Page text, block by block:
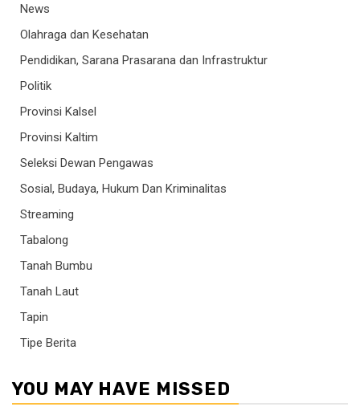
News
Olahraga dan Kesehatan
Pendidikan, Sarana Prasarana dan Infrastruktur
Politik
Provinsi Kalsel
Provinsi Kaltim
Seleksi Dewan Pengawas
Sosial, Budaya, Hukum Dan Kriminalitas
Streaming
Tabalong
Tanah Bumbu
Tanah Laut
Tapin
Tipe Berita
YOU MAY HAVE MISSED